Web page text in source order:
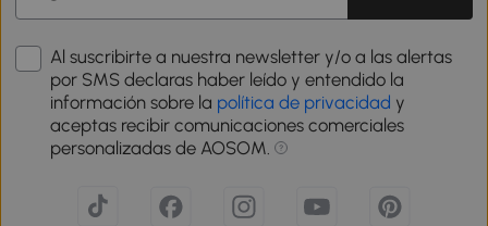
Al suscribirte a nuestra newsletter y/o a las alertas
por SMS declaras haber leído y entendido la
información sobre la política de privacidad y
aceptas recibir comunicaciones comerciales
personalizadas de AOSOM.